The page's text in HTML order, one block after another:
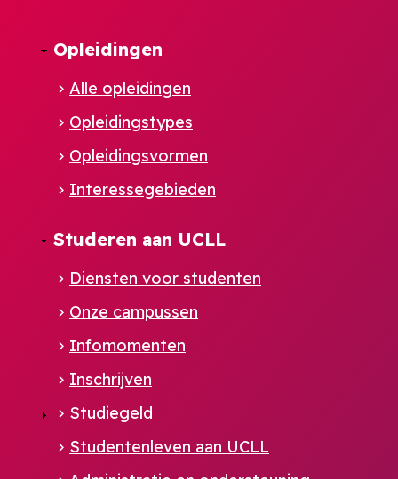
Opleidingen
Alle opleidingen
Opleidingstypes
Opleidingsvormen
Interessegebieden
Studeren aan UCLL
Diensten voor studenten
Onze campussen
Infomomenten
Inschrijven
Studiegeld
Studentenleven aan UCLL